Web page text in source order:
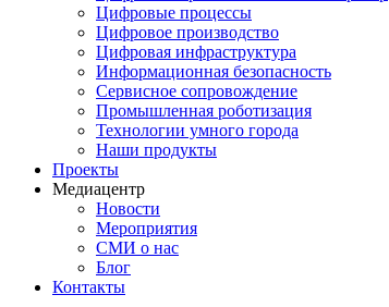
Цифровые процессы
Цифровое производство
Цифровая инфраструктура
Информационная безопасность
Сервисное сопровождение
Промышленная роботизация
Технологии умного города
Наши продукты
Проекты
Медиацентр
Новости
Мероприятия
СМИ о нас
Блог
Контакты